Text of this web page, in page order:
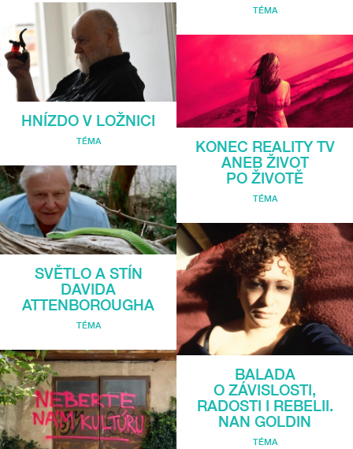
HNÍZDO V LOŽNICI
TÉMA
SVĚTLO A STÍN
DAVIDA
ATTENBOROUGHA
TÉMA
TÉMA
KONEC REALITY TV
ANEB ŽIVOT
PO ŽIVOTĚ
TÉMA
BALADA
O ZÁVISLOSTI,
RADOSTI I REBELII.
NAN GOLDIN
TÉMA